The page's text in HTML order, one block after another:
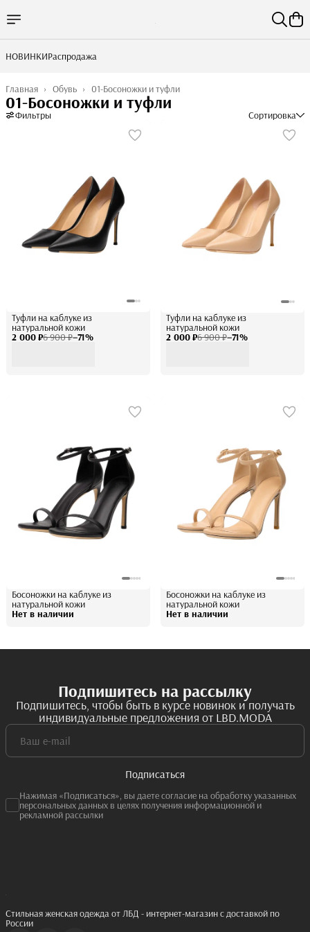
НОВИНКИРаспродажа
01-Босоножки и туфли
Обувь ›
Главная ›
01-Босоножки и туфли
Фильтры Сортировка
2 000 ₽6 900 ₽−71%
Туфли на каблуке из
натуральной кожи
2 000 ₽6 900 ₽−71%
Туфли на каблуке из
натуральной кожи
Нет в наличии
Босоножки на каблуке из
натуральной кожи
Нет в наличии
Босоножки на каблуке из
натуральной кожи
Подпишитесь на рассылку
Подпишитесь, чтобы быть в курсе новинок и получать
индивидуальные предложения от LBD.MODA
Подписаться
Нажимая «Подписаться», вы даете согласие на обработку указанных
персональных данных в целях получения информационной и
рекламной рассылки
Стильная женская одежда от ЛБД - интернет-магазин с доставкой по
России